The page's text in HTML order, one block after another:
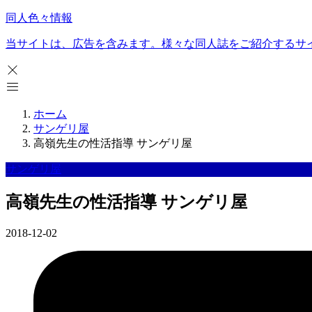
同人色々情報
当サイトは、広告を含みます。様々な同人誌をご紹介するサ
ホーム
サンゲリ屋
高嶺先生の性活指導 サンゲリ屋
サンゲリ屋
高嶺先生の性活指導 サンゲリ屋
2018-12-02